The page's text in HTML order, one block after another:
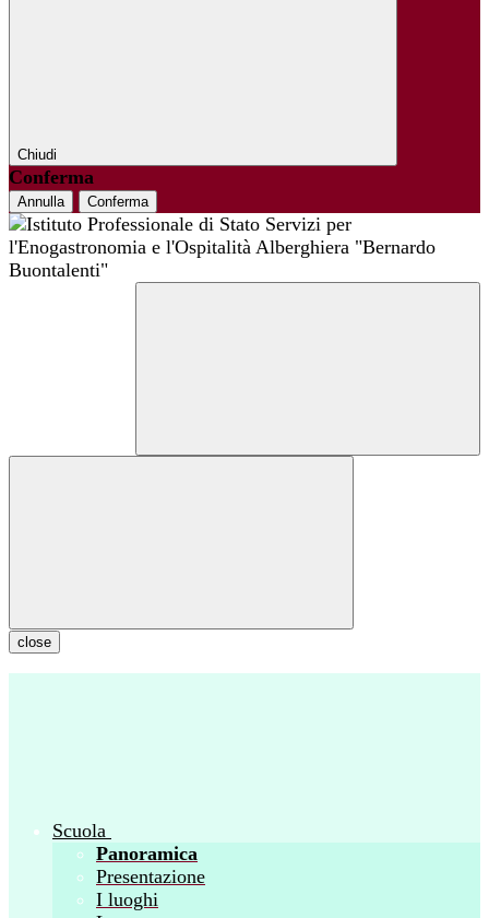
Chiudi
Conferma
Annulla Conferma
close
Scuola
Panoramica
Presentazione
I luoghi